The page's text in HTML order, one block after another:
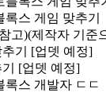
스 게임 맞추기
고)(제작자 기준
[업뎃 예정]
록스 개발자 ㄷㄷ